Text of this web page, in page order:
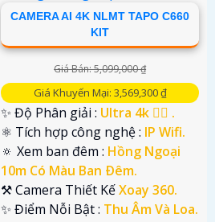
CAMERA AI 4K NLMT TAPO C660
KIT
Giá Bán: 5,099,000 ₫
Giá Khuyến Mại: 3,569,300 ₫
✨ Độ Phân giải : Ultra 4k 👍🏾 .
⚛️ Tích hợp công nghệ : IP Wifi.
🔅 Xem ban đêm : Hồng Ngoại
10m Có Màu Ban Ðêm.
⚒ Camera Thiết KếXoay 360.
️✨ Điểm Nỗi Bật : Thu Âm Và Loa.